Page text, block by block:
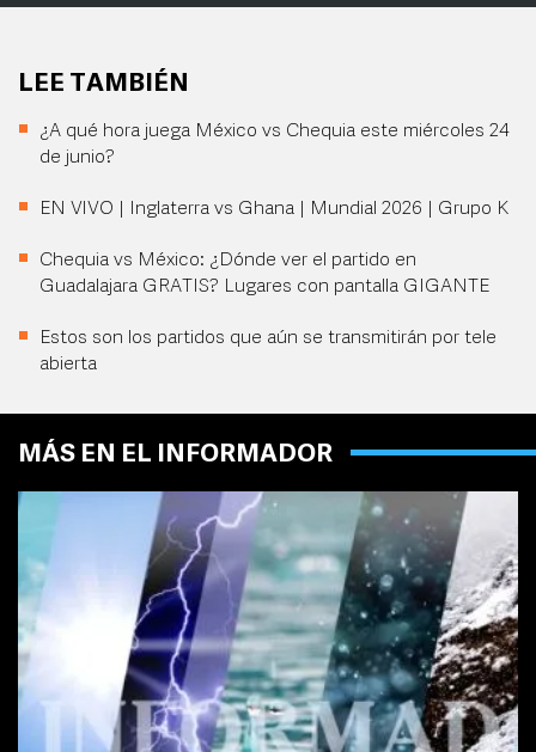
LEE TAMBIÉN
¿A qué hora juega México vs Chequia este miércoles 24
de junio?
EN VIVO | Inglaterra vs Ghana | Mundial 2026 | Grupo K
Chequia vs México: ¿Dónde ver el partido en
Guadalajara GRATIS? Lugares con pantalla GIGANTE
Estos son los partidos que aún se transmitirán por tele
abierta
MÁS EN EL INFORMADOR